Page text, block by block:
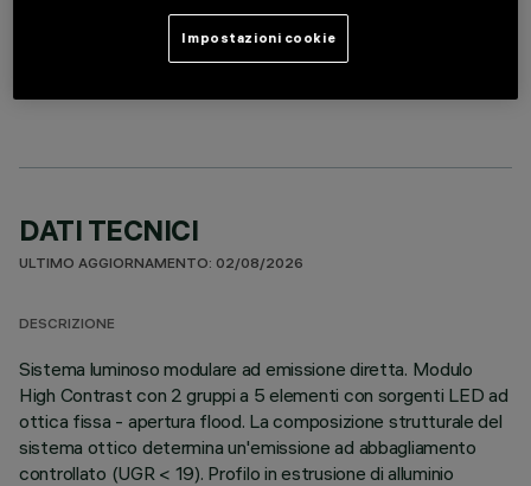
COMPONENTI OPZIONALI
DATI TECNICI
ULTIMO AGGIORNAMENTO: 02/08/2026
DESCRIZIONE
Sistema luminoso modulare ad emissione diretta. Modulo
High Contrast con 2 gruppi a 5 elementi con sorgenti LED ad
ottica fissa - apertura flood. La composizione strutturale del
sistema ottico determina un'emissione ad abbagliamento
controllato (UGR < 19). Profilo in estrusione di alluminio
Impostazioni cookie